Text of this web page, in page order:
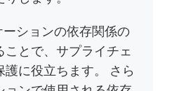
ーションの依存関係の
とで、サプライチェ
に役立ちます。 さら